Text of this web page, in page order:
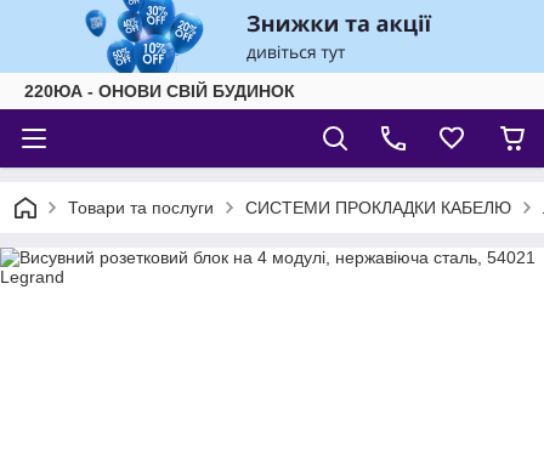
220ЮА - ОНОВИ СВІЙ БУДИНОК
Товари та послуги СИСТЕМИ ПРОКЛАДКИ КАБЕЛЮ